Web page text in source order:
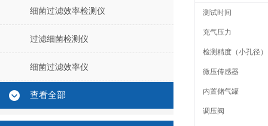
细菌过滤效率检测仪
过滤细菌检测仪
细菌过滤效率仪
查看全部
测试时间
充气压力
检测精度（小孔径）
微压传感器
内置储气罐
调压阀